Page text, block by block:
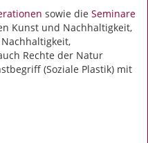
sowie die Seminare
Kunst und Nachhaltigkeit,
Rechte der Natur
(Soziale Plastik) mit